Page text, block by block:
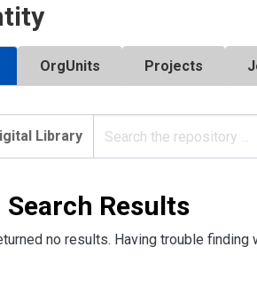
OrgUnits Projects
Library
Search Results
no results. Having trouble